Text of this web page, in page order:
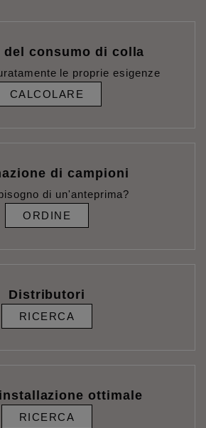
del consumo di colla
le proprie esigenze
CALCOLARE
di campioni
di un'anteprima?
ORDINE
Distributori
RICERCA
ottimale
RICERCA